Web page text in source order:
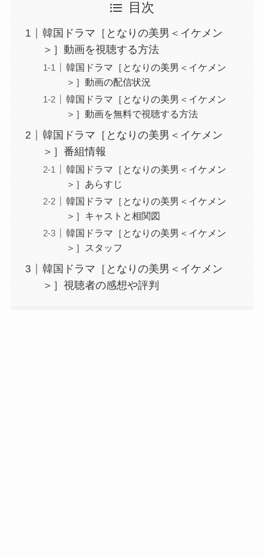
目次
韓国ドラマ［となりの美男＜イケメン
＞］動画を視聴する方法
韓国ドラマ［となりの美男＜イケメン
＞］動画の配信状況
韓国ドラマ［となりの美男＜イケメン
＞］動画を無料で視聴する方法
韓国ドラマ［となりの美男＜イケメン
＞］番組情報
韓国ドラマ［となりの美男＜イケメン
＞］あらすじ
韓国ドラマ［となりの美男＜イケメン
＞］キャストと相関図
韓国ドラマ［となりの美男＜イケメン
＞］スタッフ
韓国ドラマ［となりの美男＜イケメン
＞］視聴者の感想や評判